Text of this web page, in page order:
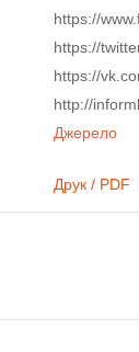
https://
https://
https://
http://
Джерело
Друк / PDF